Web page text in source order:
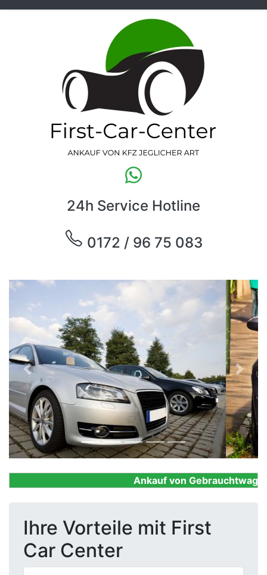
24h Service Hotline
0172 / 96 75 083
Previous Next
Ankauf von
Ihre Vorteile mit First
Car Center